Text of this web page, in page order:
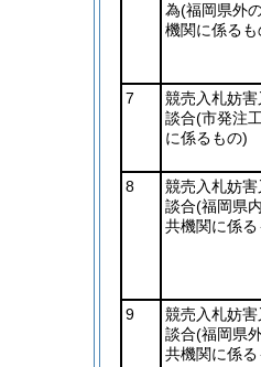
為(福岡県外
機関に係るも
7
競売入札妨害
談合(市発注
に係るもの)
8
競売入札妨害
談合(福岡県
共機関に係る
9
競売入札妨害
談合(福岡県
共機関に係る